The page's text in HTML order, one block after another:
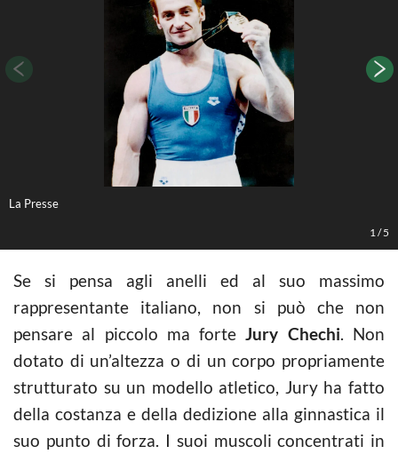
La Presse
1 /5
Se si pensa agli anelli ed al suo massimo
rappresentante italiano, non si può che non
pensare al piccolo ma forteJury Chechi. Non
dotato di un’altezza o di un corpo propriamente
strutturato su un modello atletico, Jury ha fatto
della costanza e della dedizione alla ginnastica il
suo punto di forza. I suoi muscoli concentrati in